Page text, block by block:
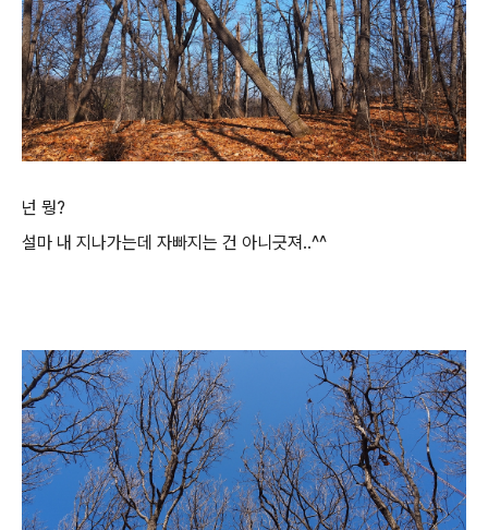
넌 뭥?
설마 내 지나가는데 자빠지는 건 아니긋져..^^